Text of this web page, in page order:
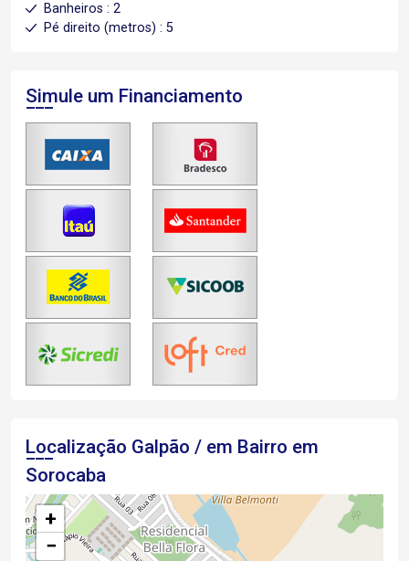
Banheiros : 2
Pé direito (metros) : 5
Simule um Financiamento
Localização Galpão / em Bairro em
Sorocaba
+
−